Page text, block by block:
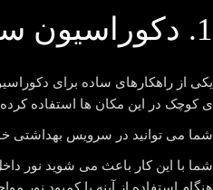
1. دکوراسیون سرویس بهداشتی با آینه
یکی از راهکارهای ساده برای
ی کوچک در این مکان ها استفاده کرده
شما می توانید در سرویس بهداشتی
شما با این کار باعث می شوید نور
هنگام استفاده از آینه با کمبود نور